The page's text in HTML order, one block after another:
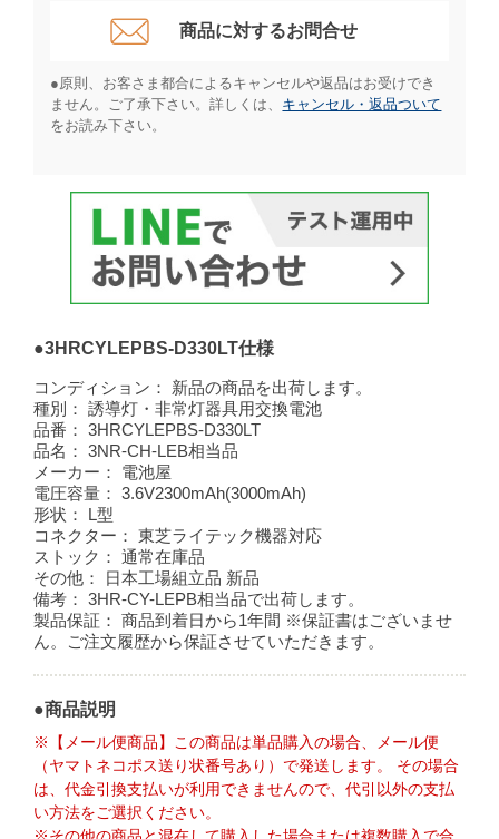
商品に対するお問合せ​
●原則、お客さま都合によるキャンセルや返品はお受けでき
ません。ご了承下さい。詳しくは、 キャンセル・返品ついて
をお読み下さい。​
●3HRCYLEPBS-D330LT仕様
コンディション：
新品の商品を出荷します。
種別：
誘導灯・非常灯器具用交換電池
品番：
3HRCYLEPBS-D330LT
品名：
3NR-CH-LEB相当品
メーカー：
電池屋
電圧容量：
3.6V2300mAh(3000mAh)
形状：
L型
コネクター：
東芝ライテック機器対応
ストック：
通常在庫品
その他：
日本工場組立品 新品
備考：
3HR-CY-LEPB相当品で出荷します。
製品保証：
商品到着日から1年間 ※保証書はございませ
ん。ご注文履歴から保証させていただきます。
●商品説明
※【メール便商品】この商品は単品購入の場合、メール便
（ヤマトネコポス送り状番号あり）で発送します。 その場合
は、代金引換支払いが利用できませんので、代引以外の支払
い方法をご選択ください。